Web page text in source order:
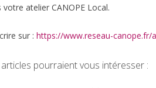
votre atelier CANOPE Local.
sur : https://www.reseau-canope.fr/
articles pourraient vous intéresser :